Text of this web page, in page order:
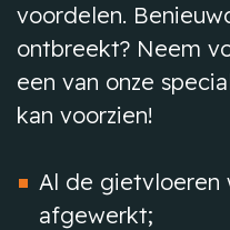
voordelen.
ontbreekt? Neem
een van onze
kan voorzien!
Al de gietvloeren
afgewerkt;